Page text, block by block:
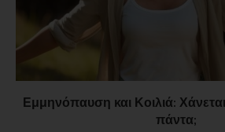
Εμμηνόπαυση και Κοιλιά: Χάνεται
πάντα;